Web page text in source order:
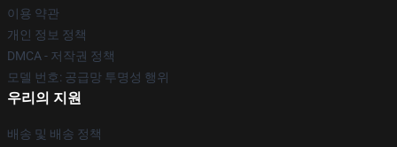
이용 약관
개인 정보 정책
DMCA - 저작권 정책
모델 번호: 공급망 투명성 행위
우리의 지원
배송 및 배송 정책